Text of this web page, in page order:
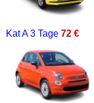
Kat A3 Tage 72 €